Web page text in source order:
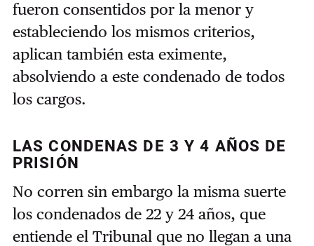
fueron consentidos por la menor y
estableciendo los mismos criterios,
aplican también esta eximente,
absolviendo a este condenado de todos
los cargos.
LAS CONDENAS DE 3 Y 4 AÑOS DE
PRISIÓN
No corren sin embargo la misma suerte
los condenados de 22 y 24 años, que
entiende el Tribunal que no llegan a una